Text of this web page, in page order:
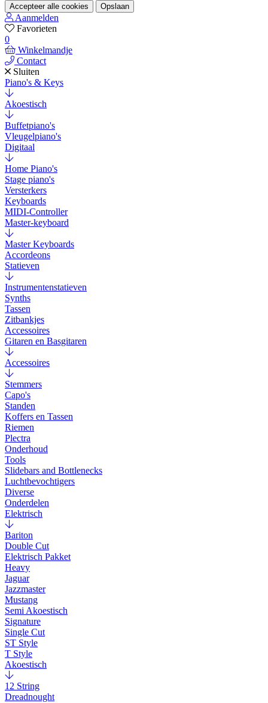
Accepteer alle cookies Opslaan
Aanmelden
Favorieten
0
Winkelmandje
Contact
Sluiten
Piano's & Keys
Akoestisch
Buffetpiano's
Vleugelpiano's
Digitaal
Home Piano's
Stage piano's
Versterkers
Keyboards
MIDI-Controller
Master-keyboard
Master Keyboards
Accordeons
Statieven
Instrumentenstatieven
Synths
Tassen
Zitbankjes
Accessoires
Gitaren en Basgitaren
Accessoires
Stemmers
Capo's
Standen
Koffers en Tassen
Riemen
Plectra
Onderhoud
Tools
Slidebars and Bottlenecks
Luchtbevochtigers
Diverse
Onderdelen
Elektrisch
Bariton
Double Cut
Elektrisch Pakket
Heavy
Jaguar
Jazzmaster
Mustang
Semi Akoestisch
Signature
Single Cut
ST Style
T Style
Akoestisch
12 String
Dreadnought